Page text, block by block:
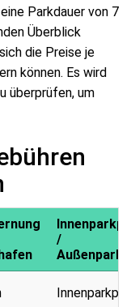
Parkdauer von 7
Überblick
die Preise je
können. Es wird
überprüfen, um
/